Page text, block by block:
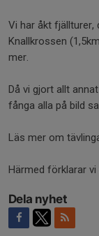
Vi har åkt fjällturer,
Knallkrossen
mer.
Då vi gjort allt
fånga alla på bild
Läs mer om
Härmed förklarar
Dela nyhet